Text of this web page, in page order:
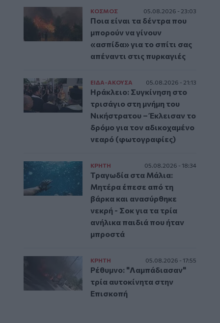
ΚΟΣΜΟΣ 05.08.2026 - 23:03
Ποια είναι τα δέντρα που
μπορούν να γίνουν
«ασπίδα» για το σπίτι σας
απέναντι στις πυρκαγιές
ΕΙΔΑ-ΑΚΟΥΣΑ 05.08.2026 - 21:13
Ηράκλειο: Συγκίνηση στο
τρισάγιο στη μνήμη του
Νικήστρατου – Έκλεισαν το
δρόμο για τον αδικοχαμένο
νεαρό (φωτογραφίες)
ΚΡΗΤΗ 05.08.2026 - 18:34
Τραγωδία στα Μάλια:
Μητέρα έπεσε από τη
βάρκα και ανασύρθηκε
νεκρή - Σοκ για τα τρία
ανήλικα παιδιά που ήταν
μπροστά
ΚΡΗΤΗ 05.08.2026 - 17:55
Ρέθυμνο: "Λαμπάδιασαν"
τρία αυτοκίνητα στην
Επισκοπή